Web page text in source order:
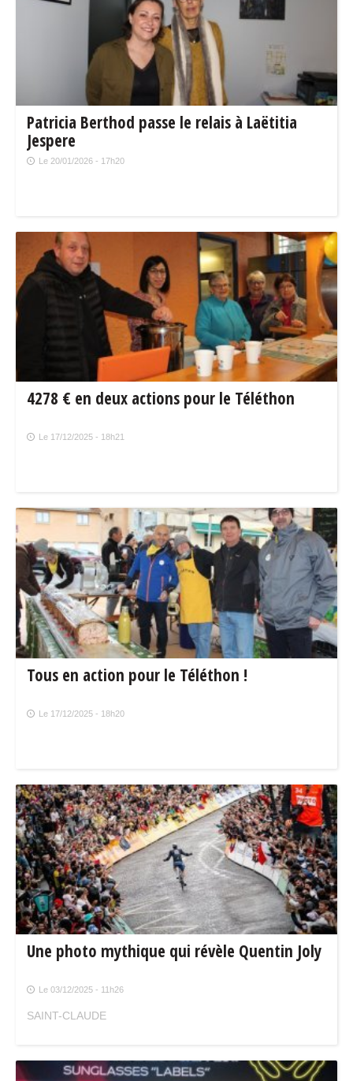
Patricia Berthod passe le relais à Laëtitia
Jespere
Le 20/01/2026 - 17h20
4278 € en deux actions pour le Téléthon
Le 17/12/2025 - 18h21
Tous en action pour le Téléthon !
Le 17/12/2025 - 18h20
Une photo mythique qui révèle Quentin Joly
Le 03/12/2025 - 11h26
SAINT-CLAUDE